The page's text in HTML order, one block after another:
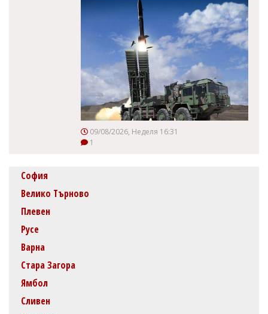
09/08/2026, Неделя 16:31
1
София
Велико Търново
Плевен
Русе
Варна
Стара Загора
Ямбол
Сливен